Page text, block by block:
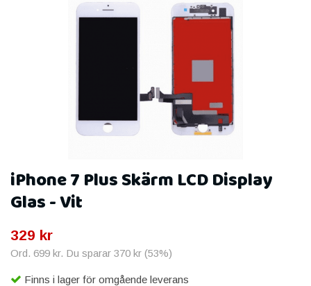
iPhone 7 Plus Skärm LCD Display
Glas - Vit
329 kr
Ord. 699 kr. Du sparar 370 kr (53%)
Finns i lager för omgående leverans